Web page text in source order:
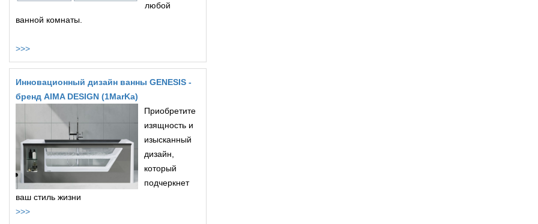
любой
ванной комнаты.
>>>
Инновационный дизайн ванны GENESIS -
бренд AIMA DESIGN (1MarKa)
Приобретите
изящность и
изысканный
дизайн,
который
подчеркнет
ваш стиль жизни
>>>